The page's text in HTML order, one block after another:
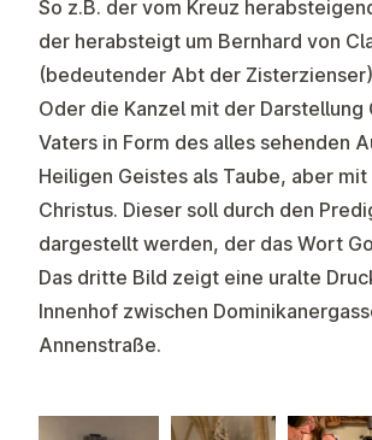
So z.B. der vom Kreuz
der herabsteigt um Bernhard von
(bedeutender Abt der
Oder die Kanzel mit der Darstellung
Vaters in Form des alles sehenden
Heiligen Geistes als Taube, aber
Christus. Dieser soll durch den
dargestellt werden, der das Wort
Das dritte Bild zeigt eine uralte
Innenhof zwischen
Annenstraße.